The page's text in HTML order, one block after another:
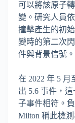
可以將該原子
變。研究人員
撞擊產生的初
變時的第二次
件與背景信號。
在 2022 年 5 月
出 5.6 事件，
子事件相符。
Milton 稱此檢